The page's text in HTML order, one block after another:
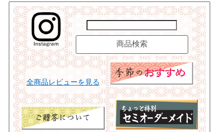
全商品レビューを見る